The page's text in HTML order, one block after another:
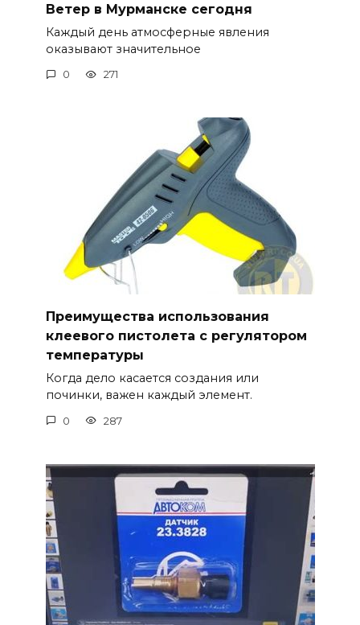
Ветер в Мурманске сегодня
Каждый день атмосферные явления
оказывают значительное
0 271
Преимущества использования
клеевого пистолета с регулятором
температуры
Когда дело касается создания или
починки, важен каждый элемент.
0 287